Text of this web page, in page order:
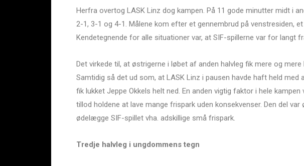
Herfra overtog LASK Linz dog kampen. På 11 gode minutter midt i
2-1, 3-1 og 4-1. Målene kom efter et gennembrud på venstresiden,
Kendetegnende for alle situationer var, at SIF-spillerne var for langt
Det virkede til, at østrigerne i løbet af anden halvleg fik mere og
Samtidig så det ud som, at LASK Linz i pausen havde haft held
fik lukket Jeppe Okkels helt ned. En anden vigtig faktor i hele
tillod holdene at lave mange frispark uden konsekvenser. Den del
ødelægge SIF-spillet vha. adskillige små frispark.
Tredje halvleg i ungdommens tegn